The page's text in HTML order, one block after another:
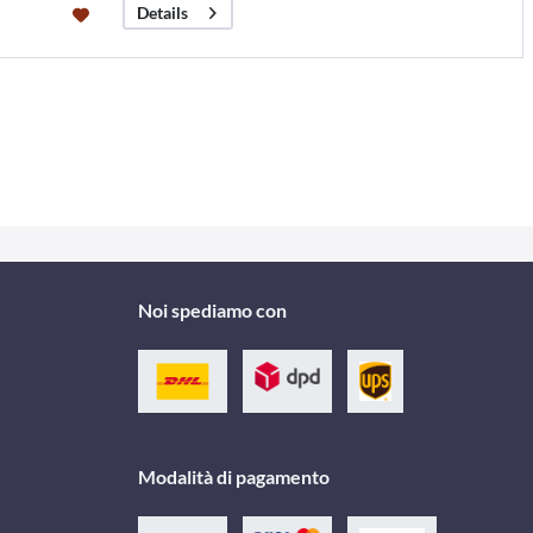
Details
Noi spediamo con
Modalità di pagamento